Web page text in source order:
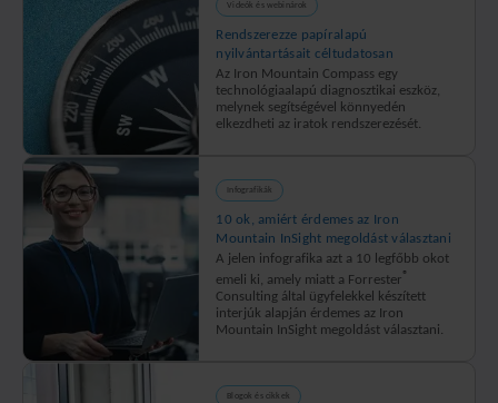
Videók és webinárok
Rendszerezze papíralapú
nyilvántartásait céltudatosan
Az Iron Mountain Compass egy
technológiaalapú diagnosztikai eszköz,
melynek segítségével könnyedén
elkezdheti az iratok rendszerezését.
Infografikák
10 ok, amiért érdemes az Iron
Mountain InSight megoldást választani
A jelen infografika azt a 10 legfőbb okot
emeli ki, amely miatt a Forrester®
Consulting által ügyfelekkel készített
interjúk alapján érdemes az Iron
Mountain InSight megoldást választani.
Blogok és cikkek